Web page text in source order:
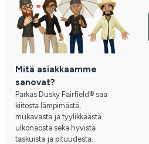
Mitä asiakkaamme
sanovat?
Parkas Dusky Fairfield® saa
kiitosta lämpimästä,
mukavasta ja tyylikkäästä
ulkonäöstä sekä hyvistä
taskuista ja pituudesta.